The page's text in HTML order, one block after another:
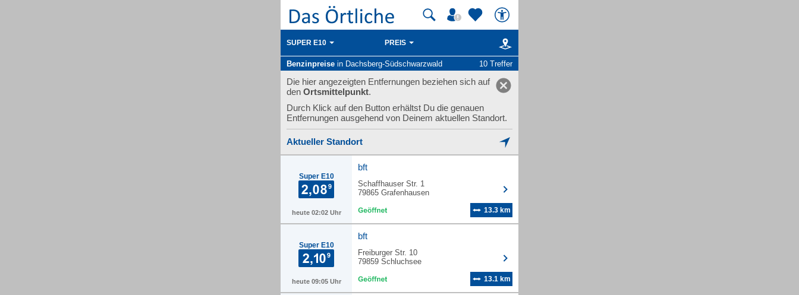
SUPER E10 PREIS
Benzinpreise in Dachsberg-Südschwarzwald 10 Treffer
Die hier angezeigten Entfernungen beziehen sich auf
den Ortsmittelpunkt.
Durch Klick auf den Button erhältst Du die genauen
Entfernungen ausgehend von Deinem aktuellen Standort.
Aktueller Standort
Super E10
heute 02:02 Uhr
bft
Schaffhauser Str. 1
79865 Grafenhausen
13.3 km
Super E10
heute 09:05 Uhr
bft
Freiburger Str. 10
79859 Schluchsee
13.1 km